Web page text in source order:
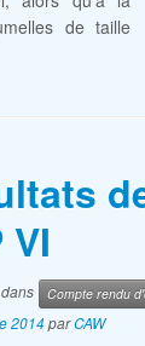
de taille
VI
Compte rendu
2014 parCAW